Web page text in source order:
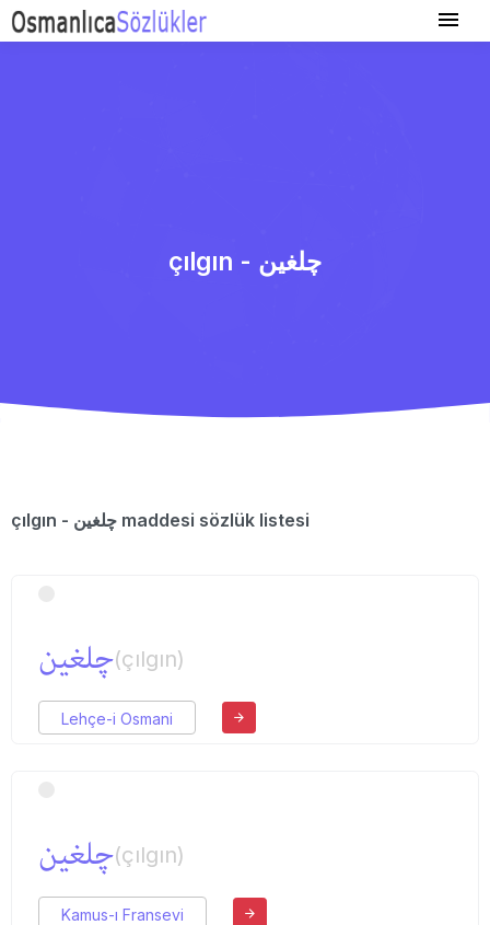
çılgın - چلغین
çılgın - چلغین maddesi sözlük listesi
چلغین(çılgın)
Lehçe-i Osmani
چلغین(çılgın)
Kamus-ı Fransevi